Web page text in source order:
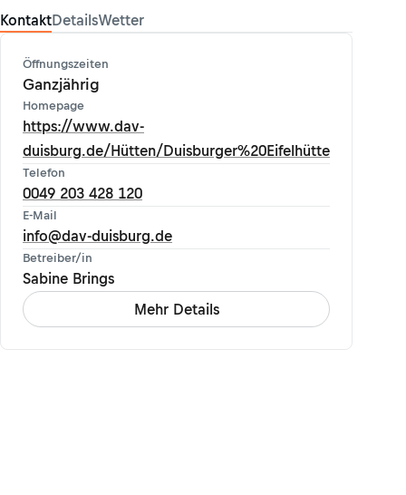
KontaktDetailsWetter
Öffnungszeiten
Ganzjährig
Homepage
https://www.dav-
duisburg.de/Hütten/Duisburger%20Eifelhütte
Telefon
0049 203 428 120
E-Mail
info@dav-duisburg.de
Betreiber/in
Sabine Brings
Mehr Details